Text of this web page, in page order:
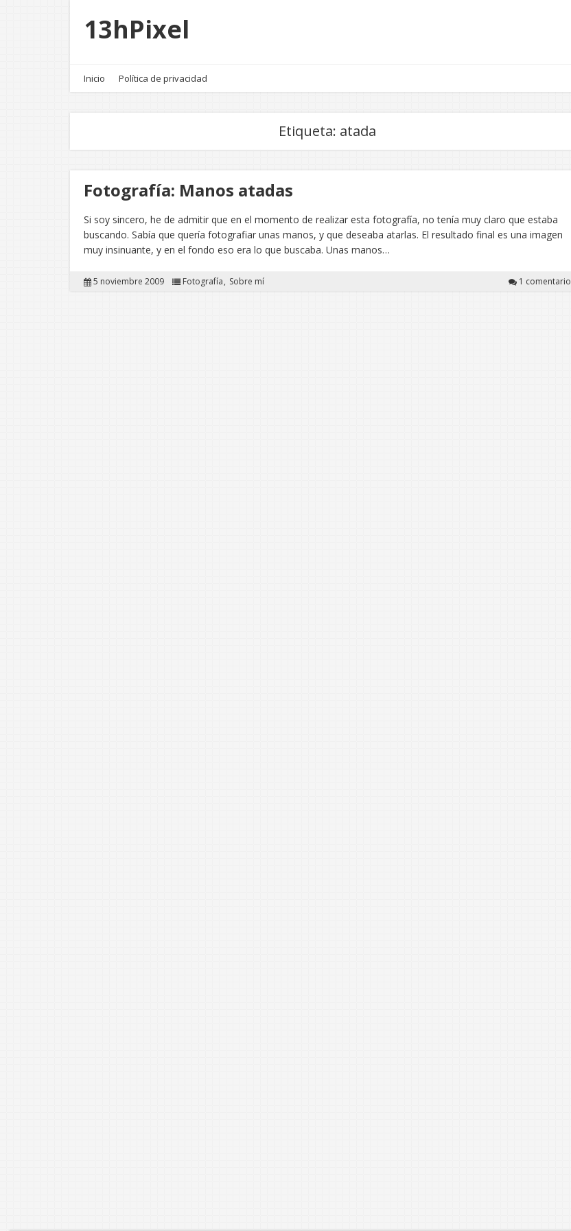
13hPixel
Inicio Política de privacidad
Etiqueta: atada
Fotografía: Manos atadas
Si soy sincero, he de admitir que en el momento de realizar esta fotografía, no tenía muy claro que estaba
buscando. Sabía que quería fotografiar unas manos, y que deseaba atarlas. El resultado final es una imagen
muy insinuante, y en el fondo eso era lo que buscaba. Unas manos…
5 noviembre 2009 Fotografía Sobre mí 1 comentario